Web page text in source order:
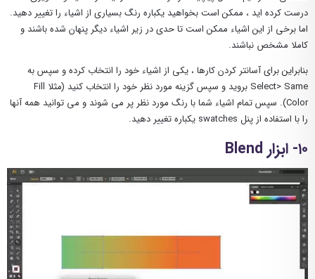
درست کرده اید ، ممکن است بخواهید یکباره رنگ بسیاری از اشیاء را تغییر دهید.
اما برخی از این اشیاء ممکن است تا حدی در زیر اشیاء دیگر پنهان شده باشند و
کاملا مشخص نباشند.
بنابراین برای آسانتر کردن کارها ، یکی از اشیاء خود را انتخاب کرده و سپس به
Select> Same بروید و سپس گزینه مورد نظر خود را انتخاب کنید (مثلا Fill
Color). سپس تمام اشیاء شما با رنگ مورد نظر پر می شوند و می توانید همه آنها
را با استفاده از پنل swatches یکباره تغییر دهید.
۱۰- ابزار Blend